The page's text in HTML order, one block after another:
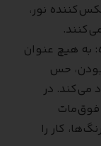
نور،
به هیچ عنوان
بودن، حس
می‌کند. در
فوق‌مات
کار را